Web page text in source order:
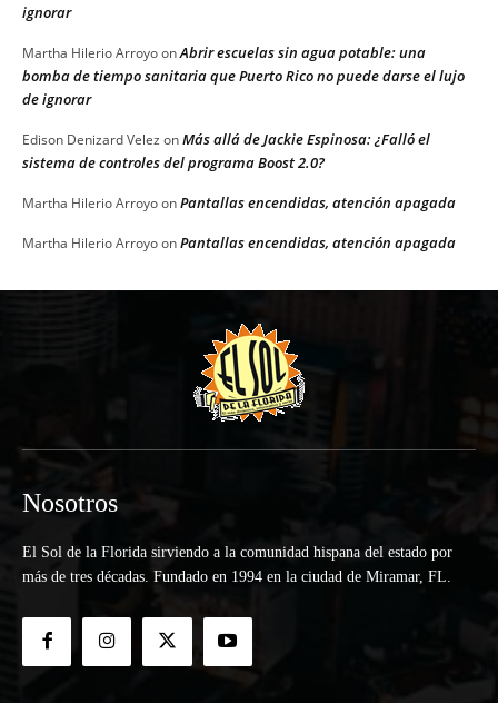
ignorar
Martha Hilerio ArroyoonAbrir escuelas sin agua potable: una
bomba de tiempo sanitaria que Puerto Rico no puede darse el lujo
de ignorar
Edison Denizard Velez onMás allá de Jackie Espinosa: ¿Falló el
sistema de controles del programa Boost 2.0?
Martha Hilerio ArroyoonPantallas encendidas, atención apagada
Martha Hilerio ArroyoonPantallas encendidas, atención apagada
Nosotros
El Sol de la Florida sirviendo a la comunidad hispana del estado por
más de tres décadas. Fundado en 1994 en la ciudad de Miramar, FL.